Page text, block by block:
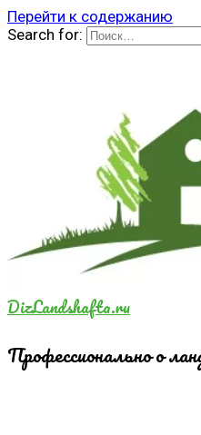
Перейти к содержанию
Search for:
DizLandshafta.ru
Профессионально о